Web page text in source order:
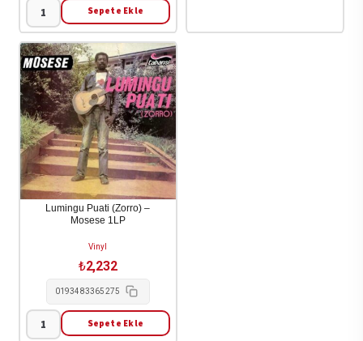
&
Barnes
-
Shit
Happens
(Brown
Vinyl)
1LP
adet
Sepete Ekle
Lumingu Puati (Zorro) –
Mosese 1LP
Vinyl
₺2,232
0193483365275
Lumingu
Sepete Ekle